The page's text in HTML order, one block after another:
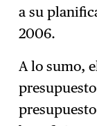
a su
2006.
A lo sumo,